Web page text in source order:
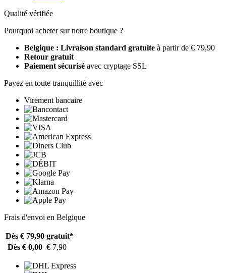
Qualité vérifiée
Pourquoi acheter sur notre boutique ?
Belgique : Livraison standard gratuite à partir de € 79,90
Retour gratuit
Paiement sécurisé avec cryptage SSL
Payez en toute tranquillité avec
Virement bancaire
Frais d'envoi en Belgique
Dès € 79,90 gratuit*
Dès € 0,00 € 7,90